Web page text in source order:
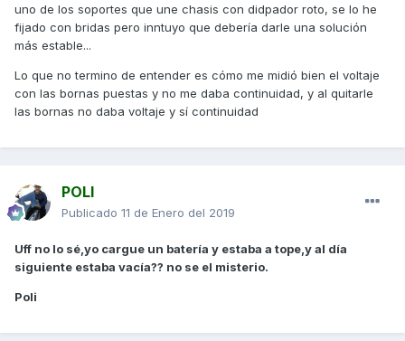
uno de los soportes que une chasis con didpador roto, se lo he
fijado con bridas pero inntuyo que debería darle una solución
más estable...
Lo que no termino de entender es cómo me midió bien el voltaje
con las bornas puestas y no me daba continuidad, y al quitarle
las bornas no daba voltaje y sí continuidad
POLI
Publicado 11 de Enero del 2019
Uff no lo sé,yo cargue un batería y estaba a tope,y al día
siguiente estaba vacía?? no se el misterio.
Poli